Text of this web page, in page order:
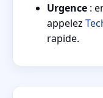
Urgence :
appelez
rapide.